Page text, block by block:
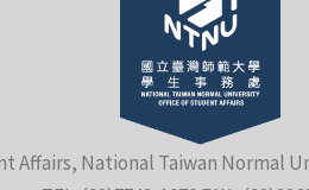
Affairs, National Taiwan Normal